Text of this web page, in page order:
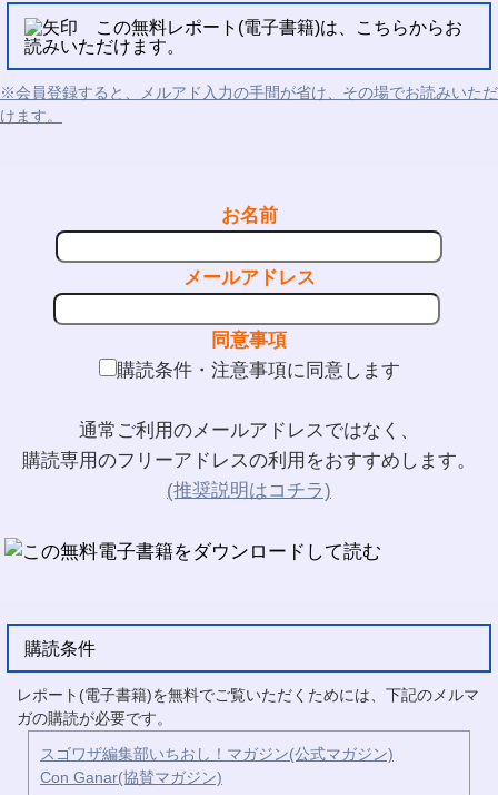
この無料レポート(電子書籍)は、こちらからお
読みいただけます。
※会員登録すると、メルアド入力の手間が省け、その場でお読みいただ
けます。
お名前
メールアドレス
同意事項
購読条件・注意事項に同意します
通常ご利用のメールアドレスではなく、
購読専用のフリーアドレスの利用をおすすめします。
(推奨説明はコチラ)
購読条件
レポート(電子書籍)を無料でご覧いただくためには、下記のメルマ
ガの購読が必要です。
スゴワザ編集部いちおし！マガジン(公式マガジン)
Con Ganar(協賛マガジン)